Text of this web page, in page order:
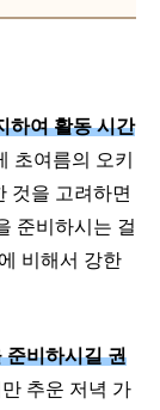
하여 활동 시간
초여름의 오키
것을 고려하면
준비하시는 걸
비해서 강한
준비하시길 권
추운 저녁 가